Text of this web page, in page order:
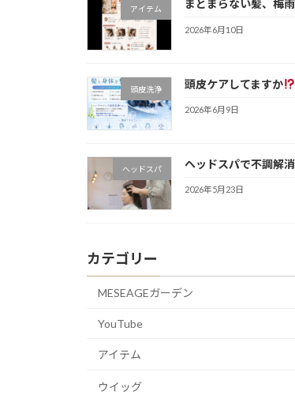
アイテム まとまらない髪、梅
2026年6月10日
頭皮洗浄 頭皮ケアしてますか
2026年6月9日
ヘッドスパ ヘッドスパで不調解消
2026年5月23日
カテゴリー
MESEAGEガーデン
YouTube
アイテム
ウイッグ